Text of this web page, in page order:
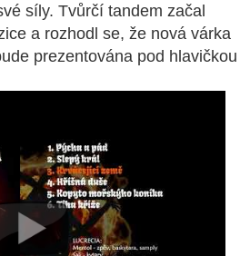
síly. Tvůrčí tandem začal
a rozhodl se, že nová várka
prezentována pod hlavičkou